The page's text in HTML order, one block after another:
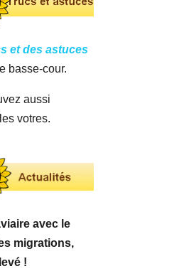
et des astuces
basse-cour.
aussi
votres.
avec le
migrations,
!